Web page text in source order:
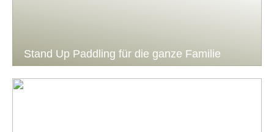
Stand Up Paddling für die ganze Familie